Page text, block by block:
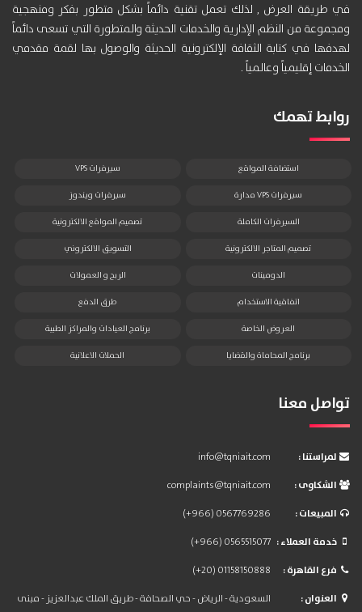
في طريقة العرض , لذلك تعمل تقنية دائماً بشكل متطور بفكر ومنهجية
ومجموعة من النظم الإدارية والخدمات الحديثة والمتطورة التي تسعى دائماً
لهدفها في كتابة الثقافة الإلكترونية الحديثة والوصول بها لقمة مقدمي
الخدمات إقليمياً وعالمياً .
روابط تهمك
استضافة المواقع سيرفرات VPS
سيرفرات VPS مدارة سيرفرات ويندوز
السيرفرات الكاملة تصميم المواقع الالكترونية
تصميم المتاجر الالكترونية التسويق الالكتروني
الدومينات الربح و العمولات
اتفاقية الاستخدام طرق الدفع
العروض الخاصة برنامج العيادات والمراكز الطبية
برنامج المحاماة والقضايا الحملات الاعلانية
تواصل معنا
: لمراستنا
info@tqniait.com
: الشكاوى
complaints@tqniait.com
: المبيعات
(+966) 0567769286
: خدمة العملاء
(+966) 0565515077
: فرع القاهرة
(+20) 01158150888
: العنوان
السعودية - الرياض - حي الصحافة - طريق الملك عبدالعزيز - مبنى